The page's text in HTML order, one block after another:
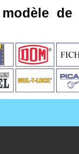
modèle de